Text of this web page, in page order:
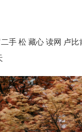
手 松 藏心 读网 卢比